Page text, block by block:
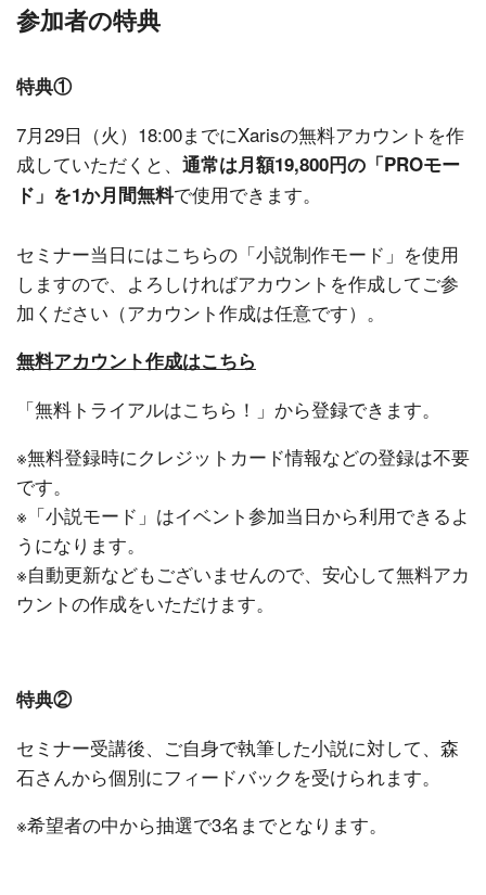
参加者の特典
特典①
7月29日（火）18:00までにXarisの無料アカウントを作
成していただくと、 通常は月額19,800円の「PROモー
ド」を1か月間無料で使用できます。
セミナー当日にはこちらの「小説制作モード」を使用
しますので、よろしければアカウントを作成してご参
加ください（アカウント作成は任意です）。
無料アカウント作成はこちら
「無料トライアルはこちら！」から登録できます。
※無料登録時にクレジットカード情報などの登録は不要
です。
※「小説モード」はイベント参加当日から利用できるよ
うになります。
※自動更新などもございませんので、安心して無料アカ
ウントの作成をいただけます。
特典②
セミナー受講後、ご自身で執筆した小説に対して、森
石さんから個別にフィードバックを受けられます。
※希望者の中から抽選で3名までとなります。